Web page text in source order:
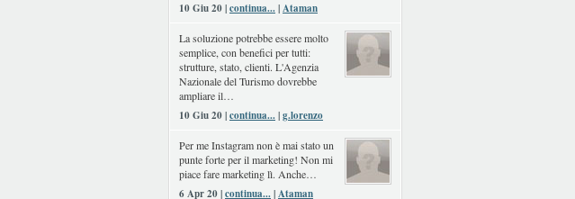
10 Giu 20 |continua...|Ataman
La soluzione potrebbe essere molto
semplice, con benefici per tutti:
strutture, stato, clienti. L'Agenzia
Nazionale del Turismo dovrebbe
ampliare il…
10 Giu 20 |continua...|g.lorenzo
Per me Instagram non è mai stato un
punte forte per il marketing! Non mi
piace fare marketing lì. Anche…
6 Apr 20 |continua...|Ataman